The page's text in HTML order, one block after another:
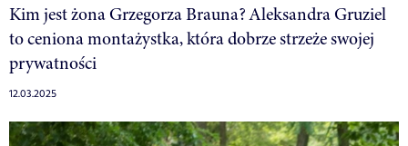
Kim jest żona Grzegorza Brauna? Aleksandra Gruziel
to ceniona montażystka, która dobrze strzeże swojej
prywatności
12.03.2025